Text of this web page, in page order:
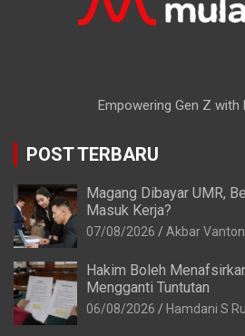
Empowering Gen Z with
POST TERBARU
Magang Dibayar UMR,
Masuk Kerja?
07/08/2026 Akbar
Hakim Boleh
Mengganti Tuntutan
06/08/2026 Hamdani S